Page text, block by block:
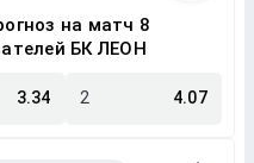
на матч 8
БК ЛЕОН
3.34 2 4.07